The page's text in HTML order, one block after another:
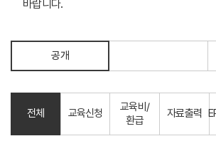
바랍니다.
공개
전체 교육신청
교육비/
환급
자료출력